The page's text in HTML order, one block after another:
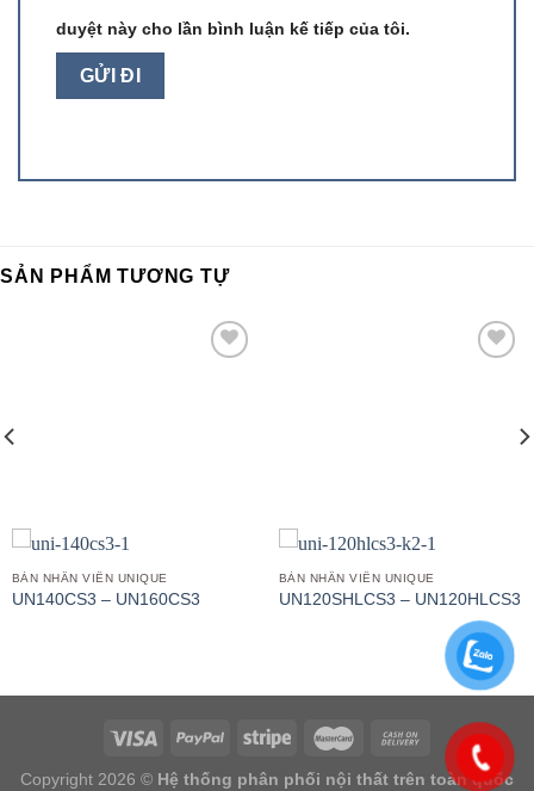
duyệt này cho lần bình luận kế tiếp của tôi.
SẢN PHẨM TƯƠNG TỰ
BÀN NHÂN VIÊN UNIQUE
UN140CS3 – UN160CS3
BÀN NHÂN VIÊN UNIQUE
UN120SHLCS3 – UN120HLCS3
Copyright 2026 © Hệ thống phân phối nội thất trên toàn quốc